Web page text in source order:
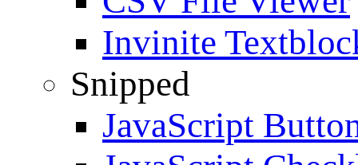
Invinite
Snipped
JavaScript